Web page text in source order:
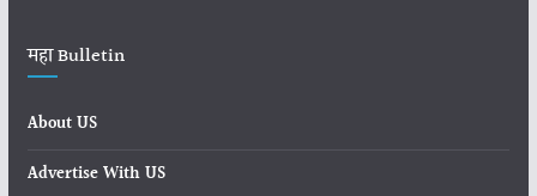
महा Bulletin
About US
Advertise With US